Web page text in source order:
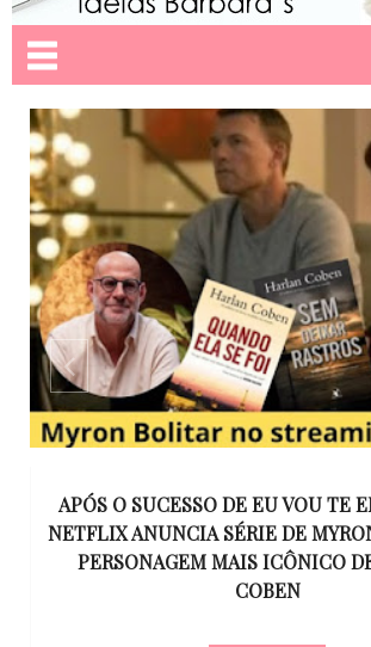
APÓS O SUCESSO DE EU VOU TE
NETFLIX ANUNCIA SÉRIE DE
PERSONAGEM MAIS ICÔNICO
COBEN